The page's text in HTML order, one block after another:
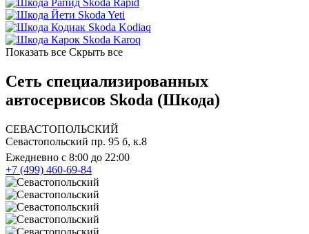
Skoda Rapid
Skoda Yeti
Skoda Kodiaq
Skoda Karoq
Показать все Скрыть все
Сеть специализированных
автосервисов Skoda (Шкода)
СЕВАСТОПОЛЬСКИЙ
Севастопольский пр. 95 б, к.8
Ежедневно с 8:00 до 22:00
+7 (499) 460-69-84